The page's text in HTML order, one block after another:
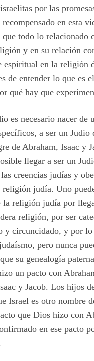
por las
recompensado en esta
que todo lo relacionado
y en su relación
espiritual en la religión
de entender lo que es
qué hay que
es necesario nacer de
a ser un Judio
de Abraham, Isaac y
llegar a ser un
creencias judías y
religión judía. Uno
la religión judía por
religión, por ser
y circuncidado, y por
pero nunca
su genealogía
un pacto con
y Jacob. Los hijos
Israel es otro nombre
que Dios hizo con
en ese pacto